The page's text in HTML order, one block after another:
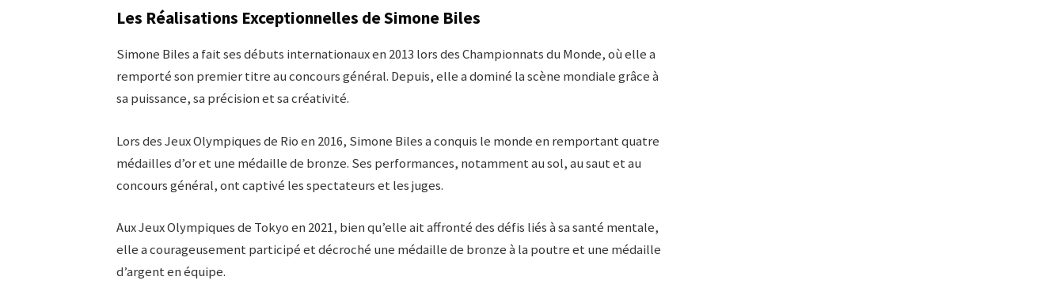
Les Réalisations Exceptionnelles de Simone Biles
Simone Biles a fait ses débuts internationaux en 2013 lors des Championnats du Monde, où elle a
remporté son premier titre au concours général. Depuis, elle a dominé la scène mondiale grâce à
sa puissance, sa précision et sa créativité.
Lors des Jeux Olympiques de Rio en 2016, Simone Biles a conquis le monde en remportant quatre
médailles d’or et une médaille de bronze. Ses performances, notamment au sol, au saut et au
concours général, ont captivé les spectateurs et les juges.
Aux Jeux Olympiques de Tokyo en 2021, bien qu’elle ait affronté des défis liés à sa santé mentale,
elle a courageusement participé et décroché une médaille de bronze à la poutre et une médaille
d’argent en équipe.